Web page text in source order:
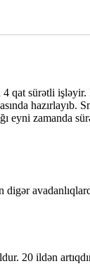
qat sürətli
hazırlayıb.
eyni zamanda
20 ildən